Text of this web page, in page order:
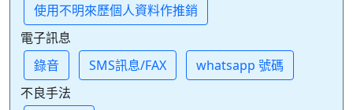
使用不明來歷個人資料作推銷
電子訊息
錄音
SMS訊息/FAX
whatsapp 號碼
不良手法